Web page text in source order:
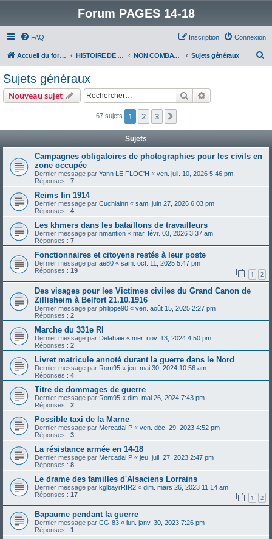
Forum PAGES 14-18
FAQ Connexion
Inscription
Accueil du forum HISTOIRE DE LA GRANDE GUERRE NON COMBATTANTS DANS LA GRANDE GUERRE Sujets généraux
r
Sujets généraux
Nouveau sujet Rechercher
67 sujets 1 2 3
Sujets
Campagnes obligatoires de photographies pour les civils en
zone occupée
Dernier message par Yann LE FLOC'H « ven. juil. 10, 2026 5:46 pm
Réponses : 7
Reims fin 1914
Dernier message par Cuchlainn « sam. juin 27, 2026 6:03 pm
Réponses : 4
Les khmers dans les bataillons de travailleurs
Dernier message par nmantion « mar. févr. 03, 2026 3:37 am
Réponses : 7
Fonctionnaires et citoyens restés à leur poste
Dernier message par ae80 « sam. oct. 11, 2025 5:47 pm
Réponses : 19 1 2
Des visages pour les Victimes civiles du Grand Canon de
Zillisheim à Belfort 21.10.1916
Dernier message par philippe90 « ven. août 15, 2025 2:27 pm
Réponses : 2
Marche du 331e RI
Dernier message par Delahaie « mer. nov. 13, 2024 4:50 pm
Réponses : 2
Livret matricule annoté durant la guerre dans le Nord
Dernier message par Rom95 « jeu. mai 30, 2024 10:56 am
Réponses : 4
Titre de dommages de guerre
Dernier message par Rom95 « dim. mai 26, 2024 7:43 pm
Réponses : 2
Possible taxi de la Marne
Dernier message par Mercadal P « ven. déc. 29, 2023 4:52 pm
Réponses : 3
La résistance armée en 14-18
Dernier message par Mercadal P « jeu. juil. 27, 2023 2:47 pm
Réponses : 8
Le drame des familles d'Alsaciens Lorrains
Dernier message par kglbayrRIR2 « dim. mars 26, 2023 11:14 am
Réponses : 17 1 2
Bapaume pendant la guerre
Dernier message par CG-83 « lun. janv. 30, 2023 7:26 pm
Réponses : 1